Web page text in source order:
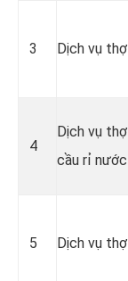
3 Dịch vụ
4
Dịch vụ
cầu rỉ nước
5 Dịch vụ